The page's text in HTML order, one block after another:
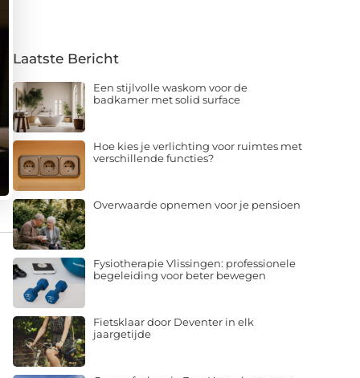
Laatste Bericht
Een stijlvolle waskom voor de
badkamer met solid surface
Hoe kies je verlichting voor ruimtes met
verschillende functies?
Overwaarde opnemen voor je pensioen
Fysiotherapie Vlissingen: professionele
begeleiding voor beter bewegen
Fietsklaar door Deventer in elk
jaargetijde